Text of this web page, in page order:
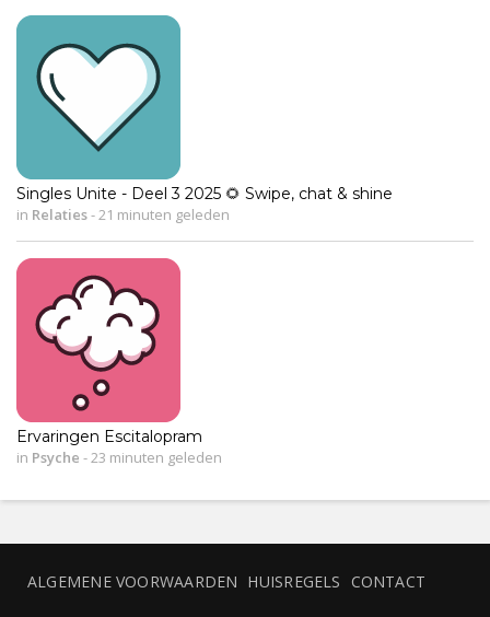
Singles Unite - Deel 3 2025 🌻 Swipe, chat & shine
in Relaties-21 minuten geleden
Ervaringen Escitalopram
in Psyche -23 minuten geleden
ALGEMENE VOORWAARDEN HUISREGELS CONTACT